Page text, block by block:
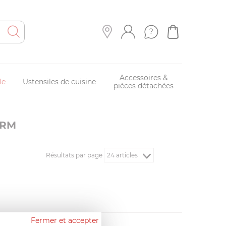
Ustensiles de cuisine
Accessoires &
pièces détachées
Résultats par page
Fermer et accepter